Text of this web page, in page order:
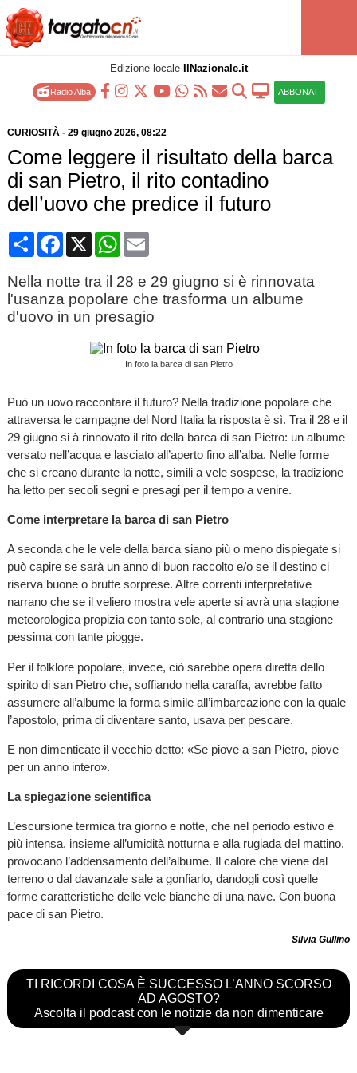
Edizione locale IlNazionale.it
Radio Alba ABBONATI
CURIOSITÀ- 29 giugno 2026, 08:22
Come leggere il risultato della barca
di san Pietro, il rito contadino
dell’uovo che predice il futuro
CondividiFacebook
X WhatsApp
Email
Nella notte tra il 28 e 29 giugno si è rinnovata
l'usanza popolare che trasforma un albume
d'uovo in un presagio
In foto la barca di san Pietro
Può un uovo raccontare il futuro? Nella tradizione popolare che
attraversa le campagne del Nord Italia la risposta è sì. Tra il 28 e il
29 giugno si à rinnovato il rito della barca di san Pietro: un albume
versato nell’acqua e lasciato all’aperto fino all’alba. Nelle forme
che si creano durante la notte, simili a vele sospese, la tradizione
ha letto per secoli segni e presagi per il tempo a venire.
Come interpretare la barca di san Pietro
A seconda che le vele della barca siano più o meno dispiegate si
può capire se sarà un anno di buon raccolto e/o se il destino ci
riserva buone o brutte sorprese. Altre correnti interpretative
narrano che se il veliero mostra vele aperte si avrà una stagione
meteorologica propizia con tanto sole, al contrario una stagione
pessima con tante piogge.
Per il folklore popolare, invece, ciò sarebbe opera diretta dello
spirito di san Pietro che, soffiando nella caraffa, avrebbe fatto
assumere all’albume la forma simile all’imbarcazione con la quale
l’apostolo, prima di diventare santo, usava per pescare.
E non dimenticate il vecchio detto: «Se piove a san Pietro, piove
per un anno intero».
La spiegazione scientifica
L’escursione termica tra giorno e notte, che nel periodo estivo è
più intensa, insieme all’umidità notturna e alla rugiada del mattino,
provocano l’addensamento dell’albume. Il calore che viene dal
terreno o dal davanzale sale a gonfiarlo, dandogli così quelle
forme caratteristiche delle vele bianche di una nave. Con buona
pace di san Pietro.
Silvia Gullino
TI RICORDI COSA È SUCCESSO L’ANNO SCORSO
AD AGOSTO?
Ascolta il podcast con le notizie da non dimenticare